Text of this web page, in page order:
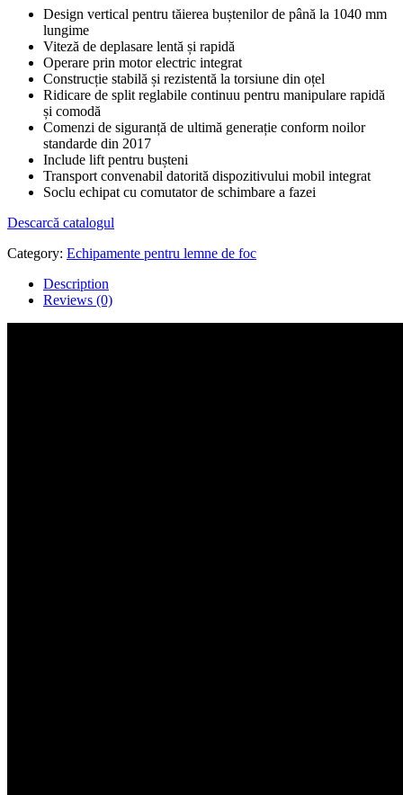
Design vertical pentru tăierea buștenilor de până la 1040 mm
lungime
Viteză de deplasare lentă și rapidă
Operare prin motor electric integrat
Construcție stabilă și rezistentă la torsiune din oțel
Ridicare de split reglabile continuu pentru manipulare rapidă
și comodă
Comenzi de siguranță de ultimă generație conform noilor
standarde din 2017
Include lift pentru bușteni
Transport convenabil datorită dispozitivului mobil integrat
Soclu echipat cu comutator de schimbare a fazei
Descarcă catalogul
Category: Echipamente pentru lemne de foc
Description
Reviews (0)